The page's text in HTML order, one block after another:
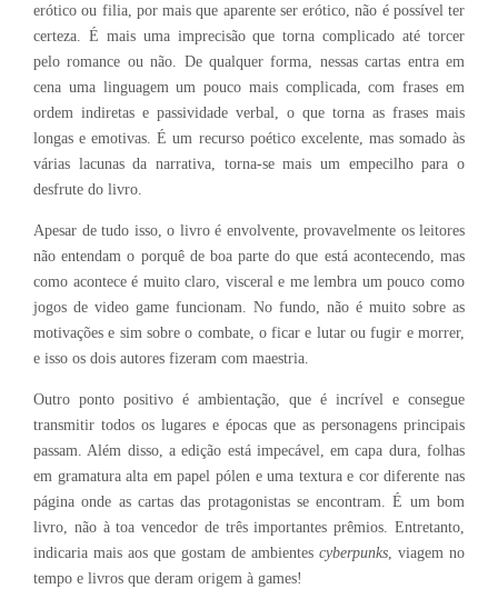
erótico ou filia, por mais que aparente ser erótico, não é possível ter
certeza. É mais uma imprecisão que torna complicado até torcer
pelo romance ou não. De qualquer forma, nessas cartas entra em
cena uma linguagem um pouco mais complicada, com frases em
ordem indiretas e passividade verbal, o que torna as frases mais
longas e emotivas. É um recurso poético excelente, mas somado às
várias lacunas da narrativa, torna-se mais um empecilho para o
desfrute do livro.
Apesar de tudo isso, o livro é envolvente, provavelmente os leitores
não entendam o porquê de boa parte do que está acontecendo, mas
como acontece é muito claro, visceral e me lembra um pouco como
jogos de video game funcionam. No fundo, não é muito sobre as
motivações e sim sobre o combate, o ficar e lutar ou fugir e morrer,
e isso os dois autores fizeram com maestria.
Outro ponto positivo é ambientação, que é incrível e consegue
transmitir todos os lugares e épocas que as personagens principais
passam. Além disso, a edição está impecável, em capa dura, folhas
em gramatura alta em papel pólen e uma textura e cor diferente nas
página onde as cartas das protagonistas se encontram. É um bom
livro, não à toa vencedor de três importantes prêmios. Entretanto,
indicaria mais aos que gostam de ambientes cyberpunks , viagem no
tempo e livros que deram origem à games!